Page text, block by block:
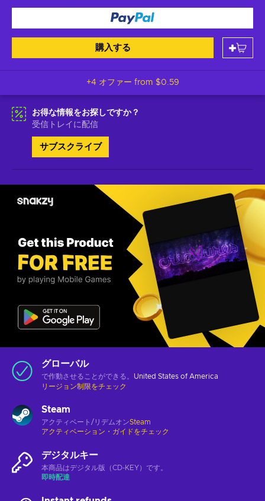
購入する
+4 オファー from $0.59
お得な情報をお探しですか？
受信トレイに配信
サブスクライブ
グローバル
で作動させることができる。 United States of America
リージョン制限をチェック
Steam
アクティベート/リデムオンSteam
アクティベーション・ガイドをチェック
デジタルキー
本商品はデジタル版（CD-KEY）です。
即時配達